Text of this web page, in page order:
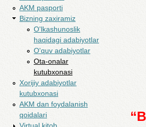
AKM pasporti
Bizning zaxiramiz
O'lkashunoslik
haqidagi adabiyotlar
O'quv adabiyotlar
Ota-onalar
kutubxonasi
Xorijiy adabiyotlar
kutubxonasi
AKM dan foydalanish
qoidalari